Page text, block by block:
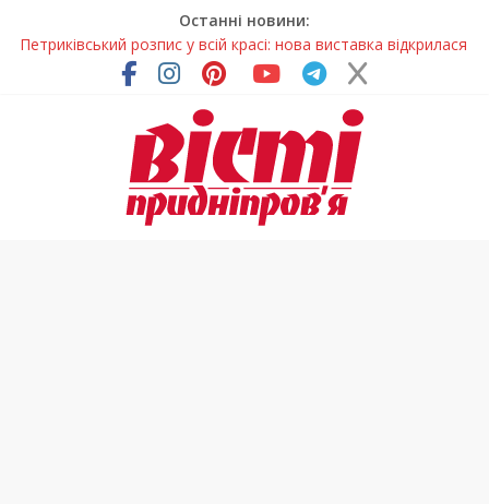
Останні новини:
Петриківський розпис у всій красі: нова виставка відкрилася
на Дніпропетровщині
У Дніпрі на три місяці можуть обмежити рух на Вокзальній
Письменниця з Покрова продовжує підкорювати українські
та міжнародні творчі вершини
У Дніпрі повністю оновили один із найзавантаженіших
трамвайних переїздів